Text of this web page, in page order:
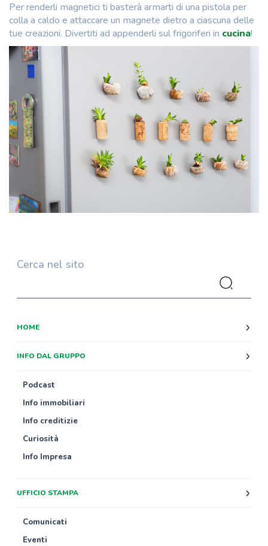
Per renderli magnetici ti basterà armarti di una pistola per
colla a caldo e attaccare un magnete dietro a ciascuna delle
tue creazioni. Divertiti ad appenderli sul frigoriferi in cucina!
Cerca nel sito
HOME
INFO DAL GRUPPO
Podcast
Info immobiliari
Info creditizie
Curiosità
Info Impresa
UFFICIO STAMPA
Comunicati
Eventi